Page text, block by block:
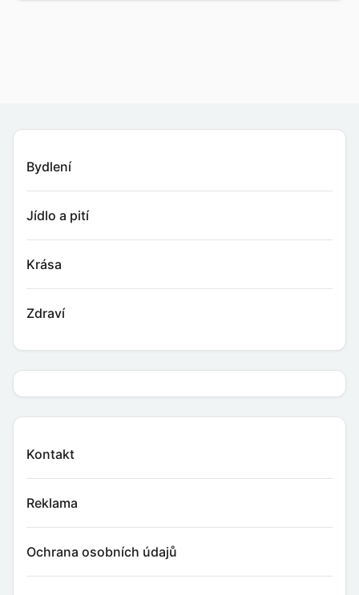
Bydlení
Jídlo a pití
Krása
Zdraví
Kontakt
Reklama
Ochrana osobních údajů